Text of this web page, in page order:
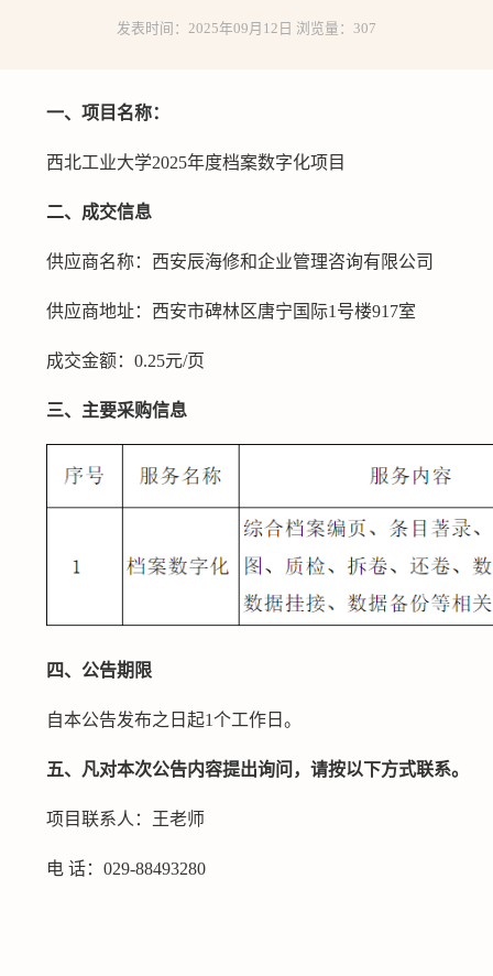
发表时间：2025年09月12日 浏览量： 307
一、项目名称：
西北工业大学2025年度档案数字化项目
二、成交信息
供应商名称：西安辰海修和企业管理咨询有限公司
供应商地址：西安市碑林区唐宁国际1号楼917室
成交金额：0.25元/页
三、主要采购信息
四、公告期限
自本公告发布之日起1个工作日。
五、凡对本次公告内容提出询问，请按以下方式联系。
项目联系人：王老师
电 话：029-88493280